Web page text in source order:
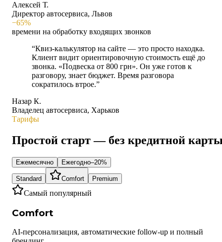
Алексей Т.
Директор автосервиса, Львов
−65%
времени на обработку входящих звонков
“Квиз-калькулятор на сайте — это просто находка.
Клиент видит ориентировочную стоимость ещё до
звонка. «Подвеска от 800 грн». Он уже готов к
разговору, знает бюджет. Время разговора
сократилось втрое.”
Назар К.
Владелец автосервиса, Харьков
Тарифы
Простой старт — без кредитной
Ежемесячно Ежегодно–20%
Standard Comfort Premium
Самый популярный
Comfort
AI-персонализация, автоматические follow-up и полный